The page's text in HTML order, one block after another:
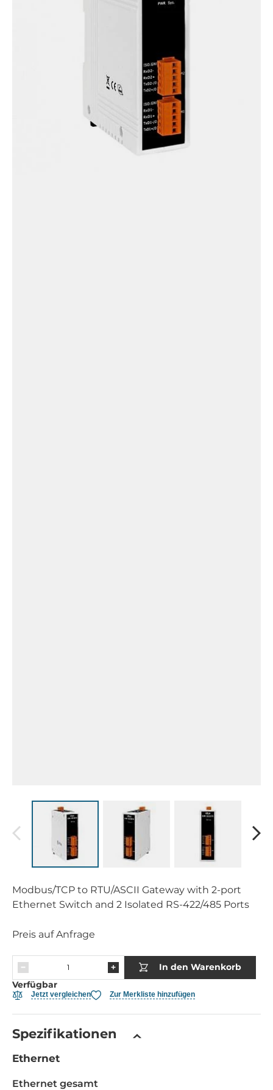
Modbus/TCP to RTU/ASCII Gateway with 2-port
Ethernet Switch and 2 Isolated RS-422/485 Ports
Preis auf Anfrage
In den Warenkorb
Verfügbar
Jetzt vergleichen Zur Merkliste hinzufügen
Spezifikationen
Ethernet
Ethernet gesamt